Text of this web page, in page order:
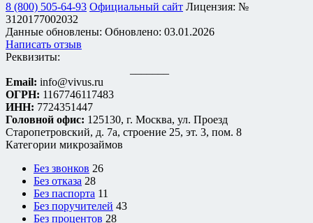
8 (800) 505-64-93 Официальный сайт Лицензия: №
3120177002032
Данные обновлены: Обновлено: 03.01.2026
Написать отзыв
Реквизиты:
Email: info@vivus.ru
ОГРН: 1167746117483
ИНН: 7724351447
Головной офис: 125130, г. Москва, ул. Проезд
Старопетровский, д. 7а, строение 25, эт. 3, пом. 8
Категории микрозаймов
Без звонков 26
Без отказа 28
Без паспорта 11
Без поручителей 43
Без процентов 28